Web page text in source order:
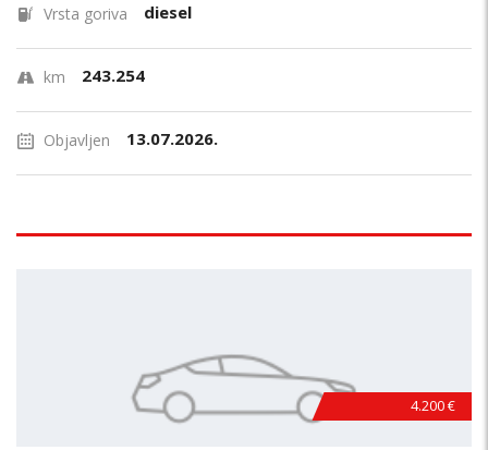
Vrsta goriva diesel
km 243.254
Objavljen 13.07.2026.
4.200 €